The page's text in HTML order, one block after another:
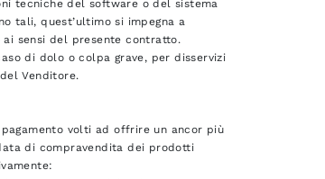
tecniche del software o del sistema
tali, quest’ultimo si impegna a
sensi del presente contratto.
di dolo o colpa grave, per disservizi
Venditore.
volti ad offrire un ancor più
di compravendita dei prodotti